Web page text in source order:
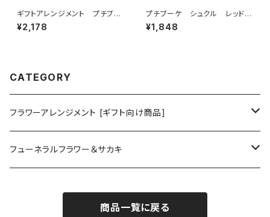
ギフトアレンジメント プチブー
ケ オレンジ HB34935
¥2,178
プチブーケ シュクル レッド
B37910
¥1,848
CATEGORY
フラワーアレンジメント [ギフト向け商品]
プリザーブドフラワーアレンジメント
フューネラルフラワー＆サカキ
商品一覧に戻る